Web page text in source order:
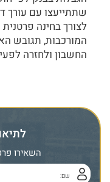
שתתייעצו עם עורך
לצורך בחינה
המורכבות, תגובש
החשבון ולחזרה
השאירו